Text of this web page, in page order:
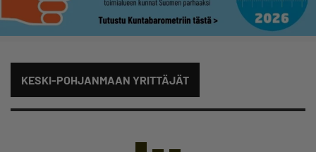
KESKI-POHJANMAAN YRITTÄJÄT